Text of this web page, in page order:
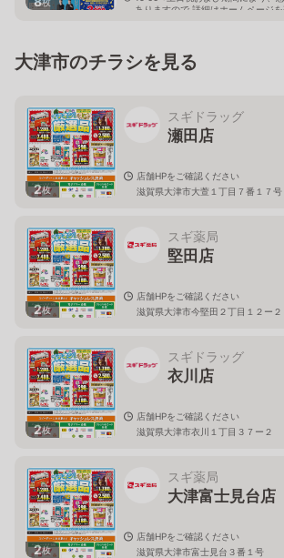
ありますので 詳細はホームページ
大津市のチラシを見る
2枚
スギドラッグ
瀬田店
店舗HPをご確認ください
滋賀県大津市大萱１丁目７番１７号
2枚
スギ薬局
堅田店
店舗HPをご確認ください
滋賀県大津市今堅田２丁目１２ー２
2枚
スギドラッグ
衣川店
店舗HPをご確認ください
滋賀県大津市衣川１丁目３７ー２
2枚
スギ薬局
大津富士見台店
店舗HPをご確認ください
滋賀県大津市富士見台３番１号